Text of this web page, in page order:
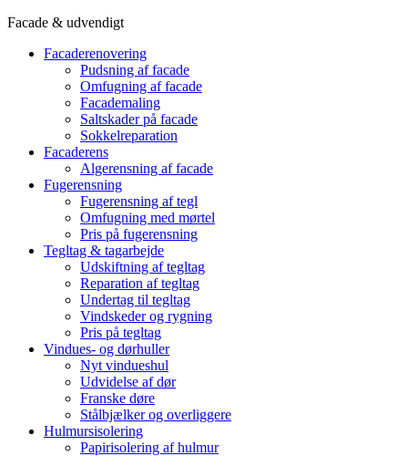
Facade & udvendigt
Facaderenovering
Pudsning af facade
Omfugning af facade
Facademaling
Saltskader på facade
Sokkelreparation
Facaderens
Algerensning af facade
Fugerensning
Fugerensning af tegl
Omfugning med mørtel
Pris på fugerensning
Tegltag & tagarbejde
Udskiftning af tegltag
Reparation af tegltag
Undertag til tegltag
Vindskeder og rygning
Pris på tegltag
Vindues- og dørhuller
Nyt vindueshul
Udvidelse af dør
Franske døre
Stålbjælker og overliggere
Hulmursisolering
Papirisolering af hulmur